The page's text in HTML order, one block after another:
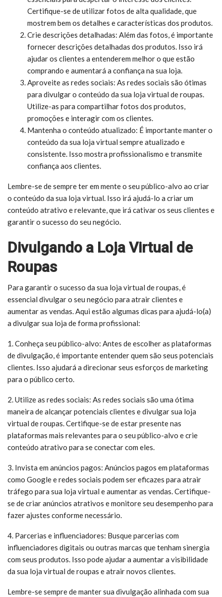
Certifique-se de utilizar fotos de alta qualidade, que
mostrem bem os detalhes e características dos produtos.
Crie descrições detalhadas: Além das fotos, é importante
fornecer descrições detalhadas dos produtos. Isso irá
ajudar os clientes a entenderem melhor o que estão
comprando e aumentará a confiança na sua loja.
Aproveite as redes sociais: As redes sociais são ótimas
para divulgar o conteúdo da sua loja virtual de roupas.
Utilize-as para compartilhar fotos dos produtos,
promoções e interagir com os clientes.
Mantenha o conteúdo atualizado: É importante manter o
conteúdo da sua loja virtual sempre atualizado e
consistente. Isso mostra profissionalismo e transmite
confiança aos clientes.
Lembre-se de sempre ter em mente o seu público-alvo ao criar
o conteúdo da sua loja virtual. Isso irá ajudá-lo a criar um
conteúdo atrativo e relevante, que irá cativar os seus clientes e
garantir o sucesso do seu negócio.
Divulgando a Loja Virtual de
Roupas
Para garantir o sucesso da sua loja virtual de roupas, é
essencial divulgar o seu negócio para atrair clientes e
aumentar as vendas. Aqui estão algumas dicas para ajudá-lo(a)
a divulgar sua loja de forma profissional:
1. Conheça seu público-alvo: Antes de escolher as plataformas
de divulgação, é importante entender quem são seus potenciais
clientes. Isso ajudará a direcionar seus esforços de marketing
para o público certo.
2. Utilize as redes sociais: As redes sociais são uma ótima
maneira de alcançar potenciais clientes e divulgar sua loja
virtual de roupas. Certifique-se de estar presente nas
plataformas mais relevantes para o seu público-alvo e crie
conteúdo atrativo para se conectar com eles.
3. Invista em anúncios pagos: Anúncios pagos em plataformas
como Google e redes sociais podem ser eficazes para atrair
tráfego para sua loja virtual e aumentar as vendas. Certifique-
se de criar anúncios atrativos e monitore seu desempenho para
fazer ajustes conforme necessário.
4. Parcerias e influenciadores: Busque parcerias com
influenciadores digitais ou outras marcas que tenham sinergia
com seus produtos. Isso pode ajudar a aumentar a visibilidade
da sua loja virtual de roupas e atrair novos clientes.
Lembre-se sempre de manter sua divulgação alinhada com sua